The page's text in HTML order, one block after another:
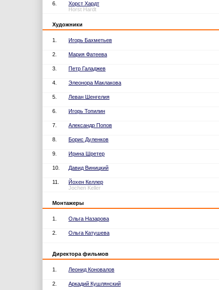
6.
Хорст Хардт
Horst Hardt
Художники
1. Игорь Бахметьев
2. Мария Фатеева
3. Петр Галаджев
4. Элеонора Маклакова
5. Леван Шенгелия
6. Игорь Топилин
7. Александр Попов
8. Борис Дуленков
9. Ирина Шретер
10. Давид Виницкий
11.
Йохен Келлер
Jochen Keller
Монтажеры
1. Ольга Назарова
2. Ольга Катушева
Директора фильмов
1. Леонид Коновалов
2. Аркадий Кушлянский